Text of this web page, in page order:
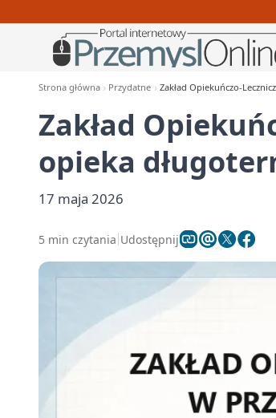
Strona główna Przydatne Zakład Opiekuńczo-
Zakład
opieka
17 maja 2026
5 min czytania Udostępnij